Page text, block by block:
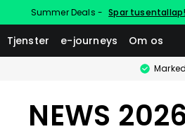
Summer Deals - Spar tusentallap!
Tjenster e-journeys Om os
NEWS